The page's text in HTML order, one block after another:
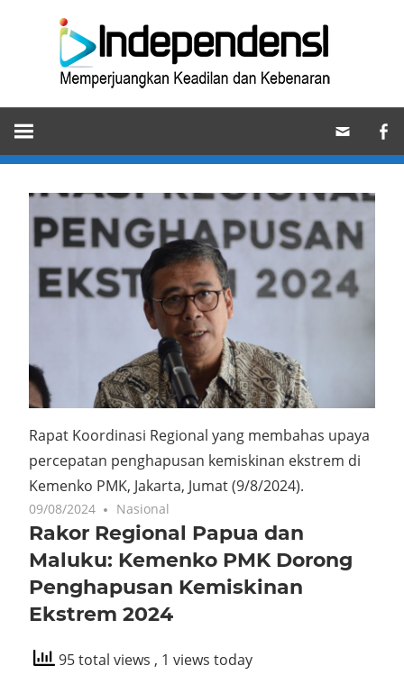
Memperjuangkan
Keadilan
dan
Kebenaran
Rapat Koordinasi Regional yang membahas upaya
percepatan penghapusan kemiskinan ekstrem di
Kemenko PMK, Jakarta, Jumat (9/8/2024).
09/08/2024 Nasional
Rakor Regional Papua dan
Maluku: Kemenko PMK Dorong
Penghapusan Kemiskinan
Ekstrem 2024
95 total views , 1 views today